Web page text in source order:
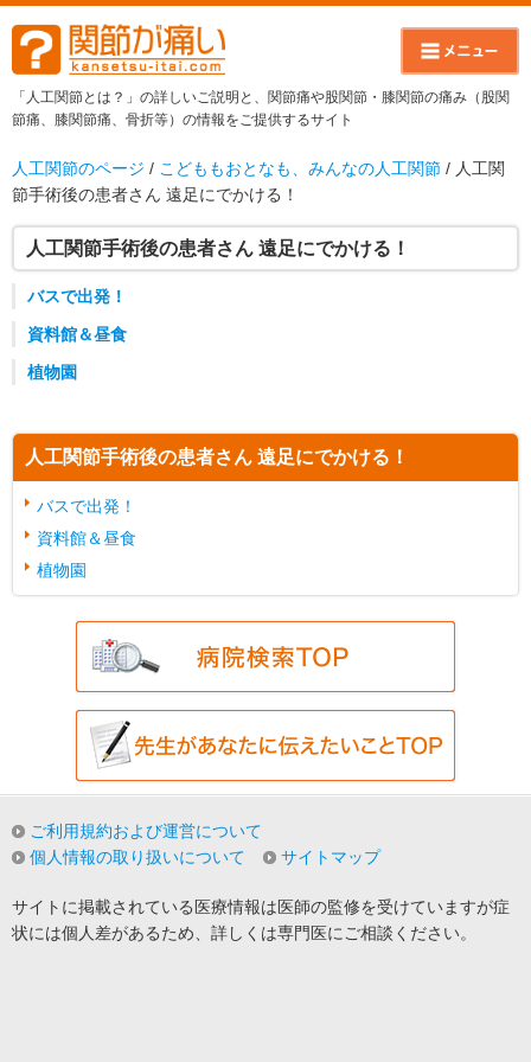
「人工関節とは？」の詳しいご説明と、関節痛や股関節・膝関節の痛み（股関
節痛、膝関節痛、骨折等）の情報をご提供するサイト
人工関節のページ / こどももおとなも、みんなの人工関節 / 人工関
節手術後の患者さん 遠足にでかける！
人工関節手術後の患者さん 遠足にでかける！
バスで出発！
資料館＆昼食
植物園
人工関節手術後の患者さん 遠足にでかける！
バスで出発！
資料館＆昼食
植物園
ご利用規約および運営について
個人情報の取り扱いについて
サイトマップ
サイトに掲載されている医療情報は医師の監修を受けていますが症
状には個人差があるため、詳しくは専門医にご相談ください。